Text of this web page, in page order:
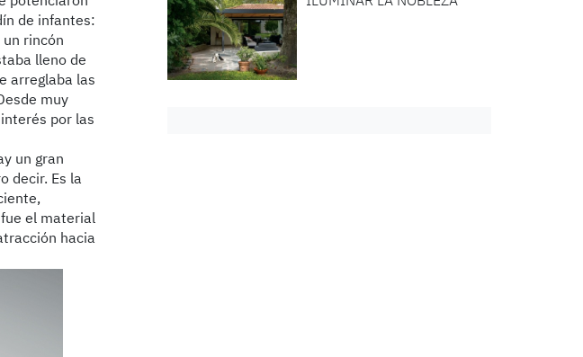
de infantes:
rincón
lleno de
arreglaba las
muy
por las
un gran
decir. Es la
el material
hacia